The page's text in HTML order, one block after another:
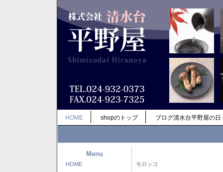
HOME shopのトップ ブログ清水台平野屋の日
Menu
HOME モロッコ